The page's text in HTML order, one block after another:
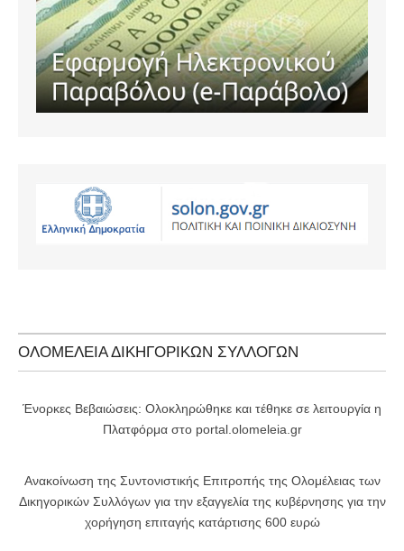
ΟΛΟΜΕΛΕΙΑ ΔΙΚΗΓΟΡΙΚΩΝ ΣΥΛΛΟΓΩΝ
Ένορκες Βεβαιώσεις: Ολοκληρώθηκε και τέθηκε σε λειτουργία η
Πλατφόρμα στο portal.olomeleia.gr
Ανακοίνωση της Συντονιστικής Επιτροπής της Ολομέλειας των
Δικηγορικών Συλλόγων για την εξαγγελία της κυβέρνησης για την
χορήγηση επιταγής κατάρτισης 600 ευρώ